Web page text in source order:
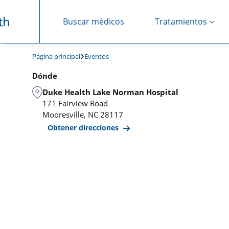
Buscar médicos Tratamientos
Página principal Eventos
Dónde
Duke Health Lake Norman Hospital
171 Fairview Road
Mooresville, NC 28117
Obtener direcciones